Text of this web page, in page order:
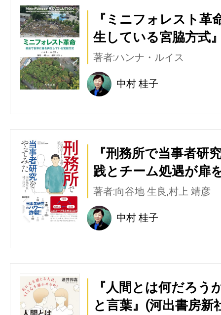
『ミニフォレスト革
生している宮脇方式
著者:ハンナ・ルイス
中村 桂子
『刑務所で当事者研
践とチーム処遇が扉
著者:向谷地 生良,村上 靖彦
中村 桂子
『人間とは何だろ
と言葉』(河出書房新